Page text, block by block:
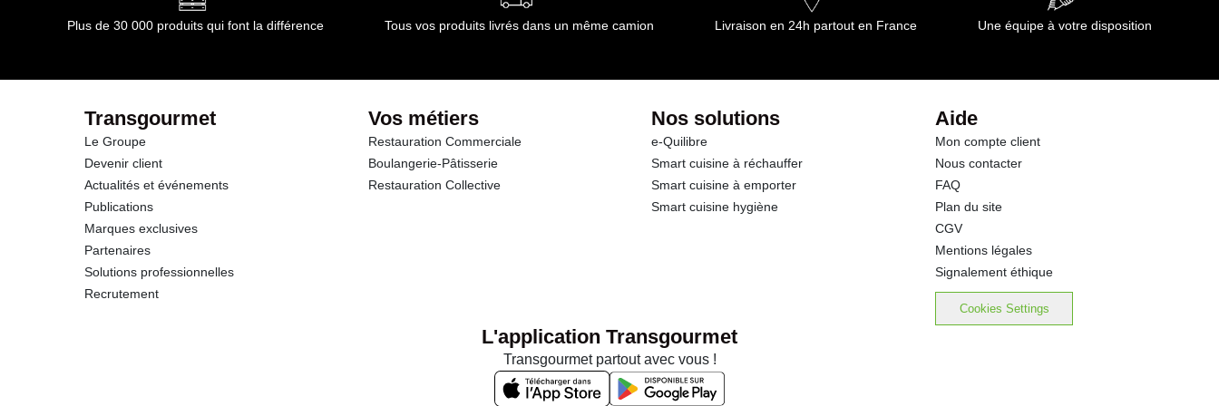
Protéines
Sel
Plus de 30 000 produits qui font la différence Tous vos produits livrés dans un même camion Livraison en 24h partout en France Une équipe à votre disposition
Transgourmet
Le Groupe
Devenir client
Actualités et événements
Publications
Marques exclusives
Partenaires
Solutions professionnelles
Recrutement
Vos métiers
Restauration Commerciale
Boulangerie-Pâtisserie
Restauration Collective
Nos solutions
e-Quilibre
Smart cuisine à réchauffer
Smart cuisine à emporter
Smart cuisine hygiène
Aide
Mon compte client
Nous contacter
FAQ
Plan du site
CGV
Mentions légales
Signalement éthique
Cookies Settings
L'application Transgourmet
Transgourmet partout avec vous !